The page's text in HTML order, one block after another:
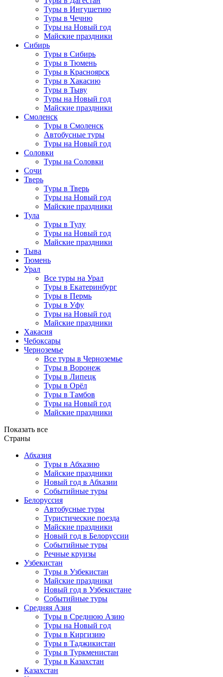
Туры в Ингушетию
Туры в Чечню
Туры на Новый год
Майские праздники
Сибирь
Туры в Сибирь
Туры в Тюмень
Туры в Красноярск
Туры в Хакасию
Туры в Тыву
Туры на Новый год
Майские праздники
Смоленск
Туры в Смоленск
Автобусные туры
Туры на Новый год
Соловки
Туры на Соловки
Сочи
Тверь
Туры в Тверь
Туры на Новый год
Майские праздники
Тула
Туры в Тулу
Туры на Новый год
Майские праздники
Тыва
Тюмень
Урал
Все туры на Урал
Туры в Екатеринбург
Туры в Пермь
Туры в Уфу
Туры на Новый год
Майские праздники
Хакасия
Чебоксары
Черноземье
Все туры в Черноземье
Туры в Воронеж
Туры в Липецк
Туры в Орёл
Туры в Тамбов
Туры на Новый год
Майские праздники
Показать все
Страны
Абхазия
Туры в Абхазию
Майские праздники
Новый год в Абхазии
Событийные туры
Белоруссия
Автобусные туры
Туристические поезда
Майские праздники
Новый год в Белоруссии
Событийные туры
Речные круизы
Узбекистан
Туры в Узбекистан
Майские праздники
Новый год в Узбекистане
Событийные туры
Средняя Азия
Туры в Среднюю Азию
Туры на Новый год
Туры в Киргизию
Туры в Таджикистан
Туры в Туркменистан
Туры в Казахстан
Казахстан